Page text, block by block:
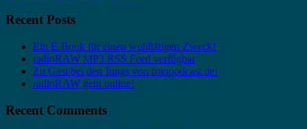
Recent Posts
Ein E-Book für einen wohltätigen Zweck!
radioRAW MP3 RSS Feed verfügbar
Zu Gast bei den Jungs von fotopodcast.de!
radioRAW geht online!
Recent Comments